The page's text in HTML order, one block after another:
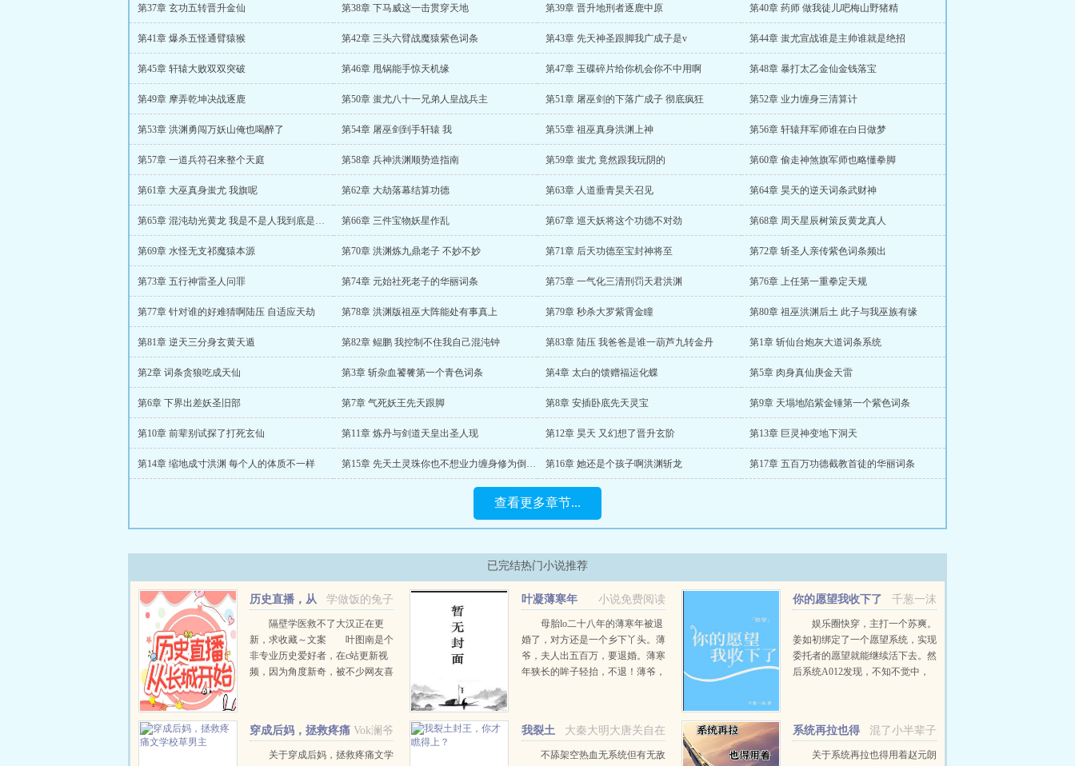
第37章 玄功五转晋升金仙 第38章 下马威这一击贯穿天地 第39章 晋升地刑者逐鹿中原 第40章 药师 做我徒儿吧梅山野猪精
第41章 爆杀五怪通臂猿猴 第42章 三头六臂战魔猿紫色词条 第43章 先天神圣跟脚我广成子是v 第44章 蚩尤宣战谁是主帅谁就是绝招
第45章 轩辕大败双双突破 第46章 甩锅能手惊天机缘 第47章 玉碟碎片给你机会你不中用啊 第48章 暴打太乙金仙金钱落宝
第49章 摩弄乾坤决战逐鹿 第50章 蚩尤八十一兄弟人皇战兵主 第51章 屠巫剑的下落广成子 彻底疯狂 第52章 业力缠身三清算计
第53章 洪渊勇闯万妖山俺也喝醉了 第54章 屠巫剑到手轩辕 我 第55章 祖巫真身洪渊上神 第56章 轩辕拜军师谁在白日做梦
第57章 一道兵符召来整个天庭 第58章 兵神洪渊顺势造指南 第59章 蚩尤 竟然跟我玩阴的 第60章 偷走神煞旗军师也略懂拳脚
第61章 大巫真身蚩尤 我旗呢 第62章 大劫落幕结算功德 第63章 人道垂青昊天召见 第64章 昊天的逆天词条武财神
第65章 混沌劫光黄龙 我是不是人我到底是不是人 第66章 三件宝物妖星作乱 第67章 巡天妖将这个功德不对劲 第68章 周天星辰树策反黄龙真人
第69章 水怪无支祁魔猿本源 第70章 洪渊炼九鼎老子 不妙不妙 第71章 后天功德至宝封神将至 第72章 斩圣人亲传紫色词条频出
第73章 五行神雷圣人问罪 第74章 元始社死老子的华丽词条 第75章 一气化三清刑罚天君洪渊 第76章 上任第一重拳定天规
第77章 针对谁的好难猜啊陆压 自适应天劫 第78章 洪渊版祖巫大阵能处有事真上 第79章 秒杀大罗紫霄金瞳 第80章 祖巫洪渊后土 此子与我巫族有缘
第81章 逆天三分身玄黄天遁 第82章 鲲鹏 我控制不住我自己混沌钟 第83章 陆压 我爸爸是谁一葫芦九转金丹 第1章 斩仙台炮灰大道词条系统
第2章 词条贪狼吃成天仙 第3章 斩杂血饕餮第一个青色词条 第4章 太白的馈赠福运化蝶 第5章 肉身真仙庚金天雷
第6章 下界出差妖圣旧部 第7章 气死妖王先天跟脚 第8章 安插卧底先天灵宝 第9章 天塌地陷紫金锤第一个紫色词条
第10章 前辈别试探了打死玄仙 第11章 炼丹与剑道天皇出圣人现 第12章 昊天 又幻想了晋升玄阶 第13章 巨灵神变地下洞天
第14章 缩地成寸洪渊 每个人的体质不一样 第15章 先天土灵珠你也不想业力缠身修为倒退吧 第16章 她还是个孩子啊洪渊斩龙 第17章 五百万功德截教首徒的华丽词条
查看更多章节...
已完结热门小说推荐
学做饭的兔子
历史直播，从
长城开始
隔壁学医救不了大汉正在更
新，求收藏～文案 叶图南是个
非专业历史爱好者，在c站更新视
频，因为角度新奇，被不少网友喜
小说免费阅读
叶凝薄寒年
母胎lo二十八年的薄寒年被退
婚了，对方还是一个乡下丫头。薄
爷，夫人出五百万，要退婚。薄寒
年狭长的眸子轻抬，不退！薄爷，
千葱一沫
你的愿望我收下了
[快穿]娱乐圈快穿，主打一个苏爽。
姜如初绑定了一个愿望系统，实现
委托者的愿望就能继续活下去。然
后系统A012发现，不知不觉中，
Vok澜爷
穿成后妈，拯救疼痛
文学校草男主
关于穿成后妈，拯救疼痛文学
大秦大明大唐关自在
我裂土
封王，你才瞧得上？
不舔架空热血无系统但有无敌
混了小半辈子
系统再拉也得
用着关于系统再拉也得用着赵元朗